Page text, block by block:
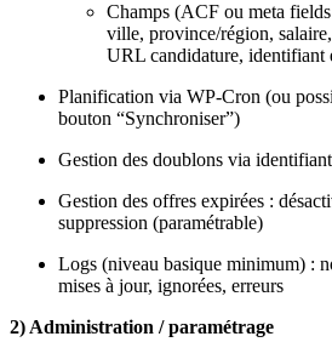
Champs (ACF ou meta
ville, province/région,
URL candidature, identifiant
Planification via WP-Cron (ou
bouton “Synchroniser”)
Gestion des doublons via
Gestion des offres expirées :
suppression (paramétrable)
Logs (niveau basique minimum) :
mises à jour, ignorées, erreurs
2) Administration / paramétrage